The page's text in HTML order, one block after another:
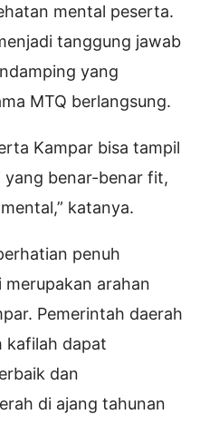
mental peserta.
tanggung jawab
yang
MTQ berlangsung.
Kampar bisa tampil
yang benar-benar fit,
katanya.
penuh
arahan
Pemerintah daerah
kafilah dapat
dan
di ajang tahunan